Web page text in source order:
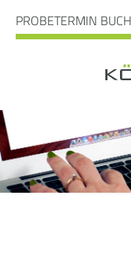
PROBETERMIN